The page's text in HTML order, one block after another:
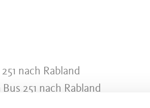
nach Rabland
251 nach Rabland